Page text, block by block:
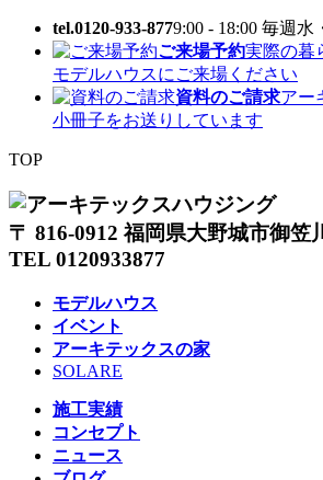
tel.0120-933-8779:00 - 18:00 毎週水
ご来場予約実際の暮
モデルハウスにご来場ください
資料のご請求アー
小冊子をお送りしています
TOP
〒 816-0912 福岡県大野城市御笠
TEL 0120933877
モデルハウス
イベント
アーキテックスの家
SOLARE
施工実績
コンセプト
ニュース